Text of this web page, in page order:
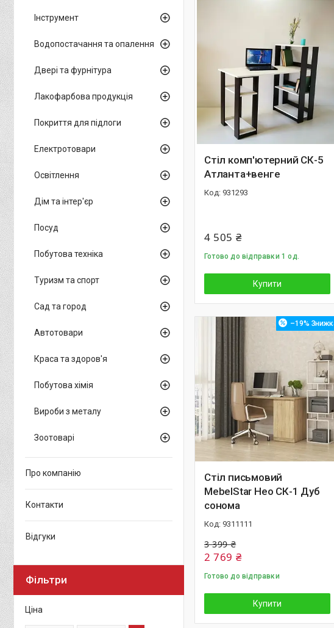
Стіл комп'ютерний СК-5
Атланта+венге
931293
4 505 ₴
Готово до відправки 1 од.
Купити
–19%
Стіл письмовий
MebelStar Нео СК-1 Дуб
сонома
9311111
3 399 ₴
2 769 ₴
Готово до відправки
Купити
Інструмент
Водопостачання та опалення
Двері та фурнітура
Лакофарбова продукція
Покриття для підлоги
Електротовари
Освітлення
Дім та інтер'єр
Посуд
Побутова техніка
Туризм та спорт
Сад та город
Автотовари
Краса та здоров'я
Побутова хімія
Вироби з металу
Зоотоварі
Про компанію
Контакти
Відгуки
Фільтри
Ціна